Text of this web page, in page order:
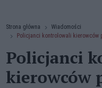
Strona główna
Wiadomości
Policjanci kontrolowali kierowców
Policjanci
kierowców